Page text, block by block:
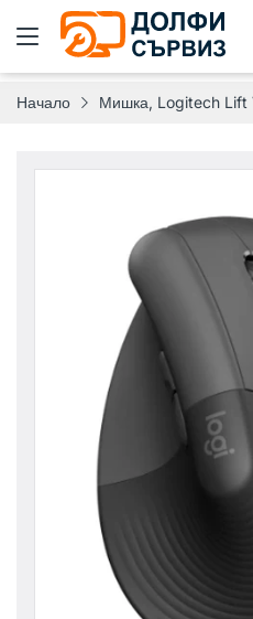
Начало Мишка, Logitech Lift